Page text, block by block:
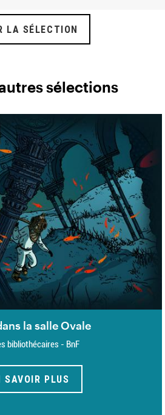
LA SÉLECTION
sélections
la salle Ovale
bibliothécaires - BnF
SAVOIR PLUS